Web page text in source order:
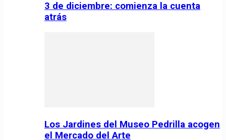
3 de diciembre: comienza la cuenta
atrás
Los Jardines del Museo Pedrilla acogen
el Mercado del Arte